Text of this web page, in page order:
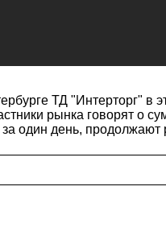
ТД "Интерторг" в
рынка говорят о
один день,